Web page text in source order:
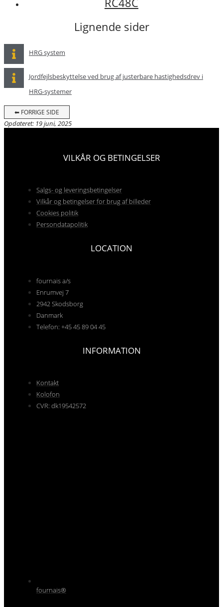
Lignende sider
HRG system
Jordfejlsbeskyttelse ved brug af justerbare hastighedsdrev i
HRG-systemer
⬅ FORRIGE SIDE
Opdateret: 19 juni, 2025
VILKÅR OG BETINGELSER
Salgs- og leveringsbetingelser
Vilkår og betingelser for brug af billeder
Cookies politik
Persondatapolitik
LOCATION
fournais a/s
Enrumvej 7
2942 Skodsborg
Danmark
Telefon: +45 45 89 04 45
INFORMATION
Kontakt
Kolofon
CVR: dk19542572
fournais®